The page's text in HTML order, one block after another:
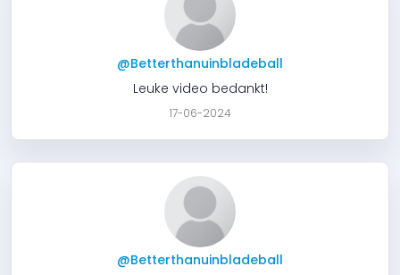
@Betterthanuinbladeball
Leuke video bedankt!
17-06-2024
@Betterthanuinbladeball